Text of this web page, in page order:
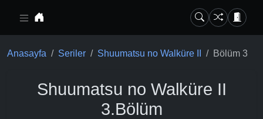
Anasayfa Seriler Shuumatsu no Walküre II Bölüm 3
Shuumatsu no Walküre II
3.Bölüm